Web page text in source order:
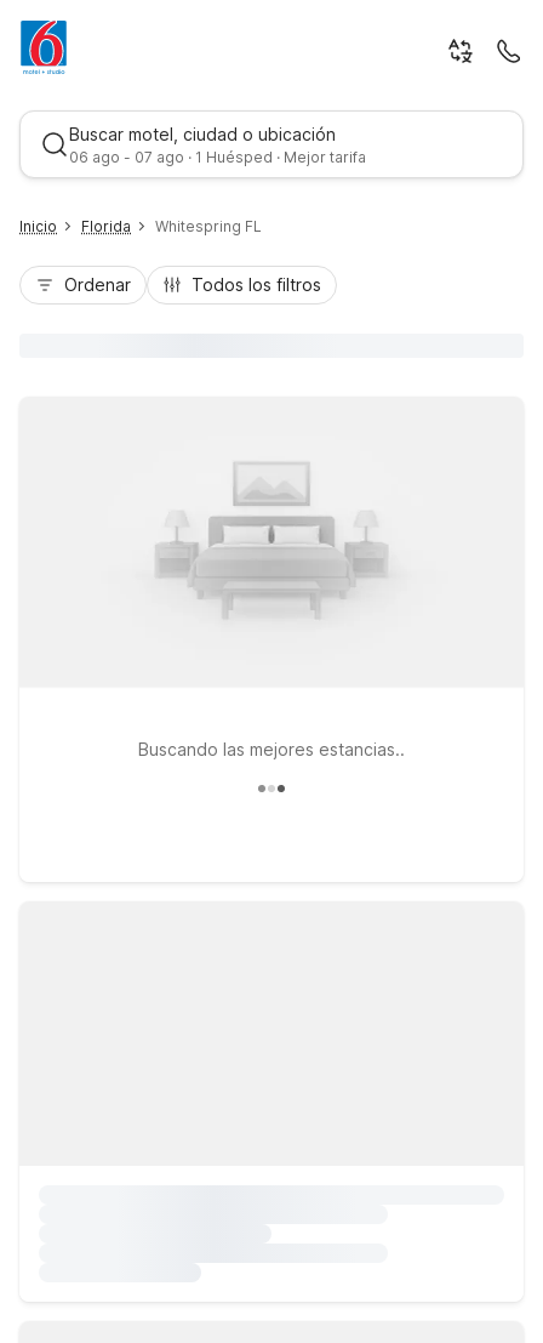
Buscar motel, ciudad o ubicación
06 ago - 07 ago · 1 Huésped · Mejor tarifa
Inicio Florida Whitespring FL
Ordenar Todos los filtros
Buscando las mejores estancias..